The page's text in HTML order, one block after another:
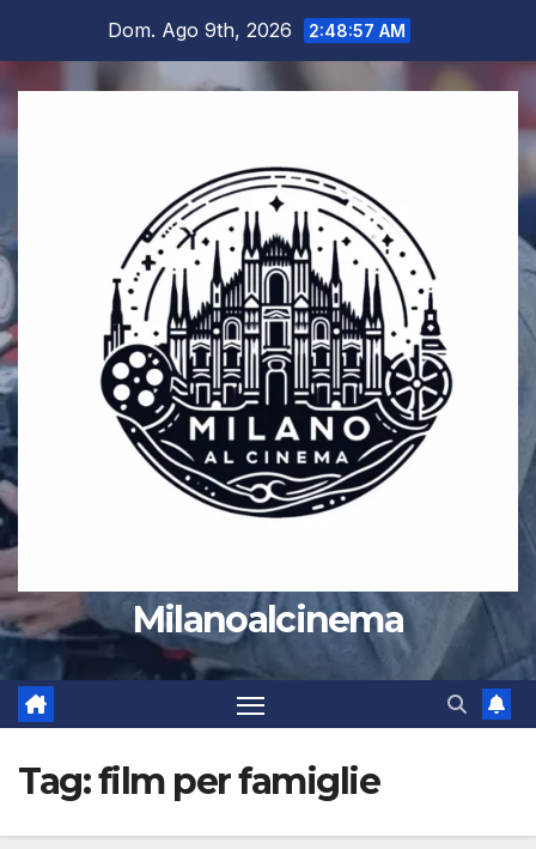
contenuto
Dom. Ago 9th, 2026 2:48:58 AM
Milanoalcinema
Tag:film per famiglie